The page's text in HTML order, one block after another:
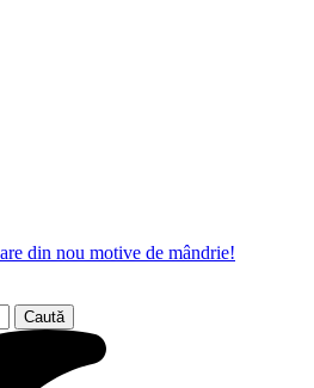
din nou motive de mândrie!